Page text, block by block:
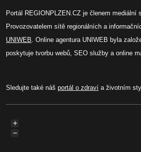
Portál REGIONPLZEN.CZ je členem mediální
Provozovatelem sítě regionálních a
UNIWEB. Online agentura UNIWEB byla
poskytuje tvorbu webů, SEO služby a online
Sledujte také náš portál o zdraví a životním
+
−